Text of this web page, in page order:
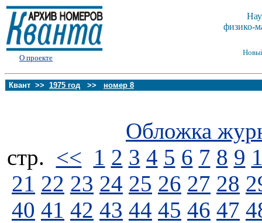
О проекте
физико-
Квант >> 1975 год >> номер 8
Обложка
стp. << 1 2 3 4 5 6 7 8 9
21 22 23 24 25 26 27 28
40 41 42 43 44 45 46 47